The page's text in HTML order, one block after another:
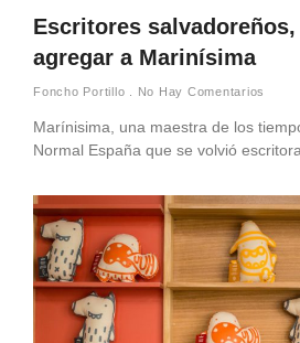
Escritores salvadoreños,
agregar a Marinísima
Foncho Portillo No Hay Comentarios
Marínisima, una maestra de los
Normal España que se volvió escritora